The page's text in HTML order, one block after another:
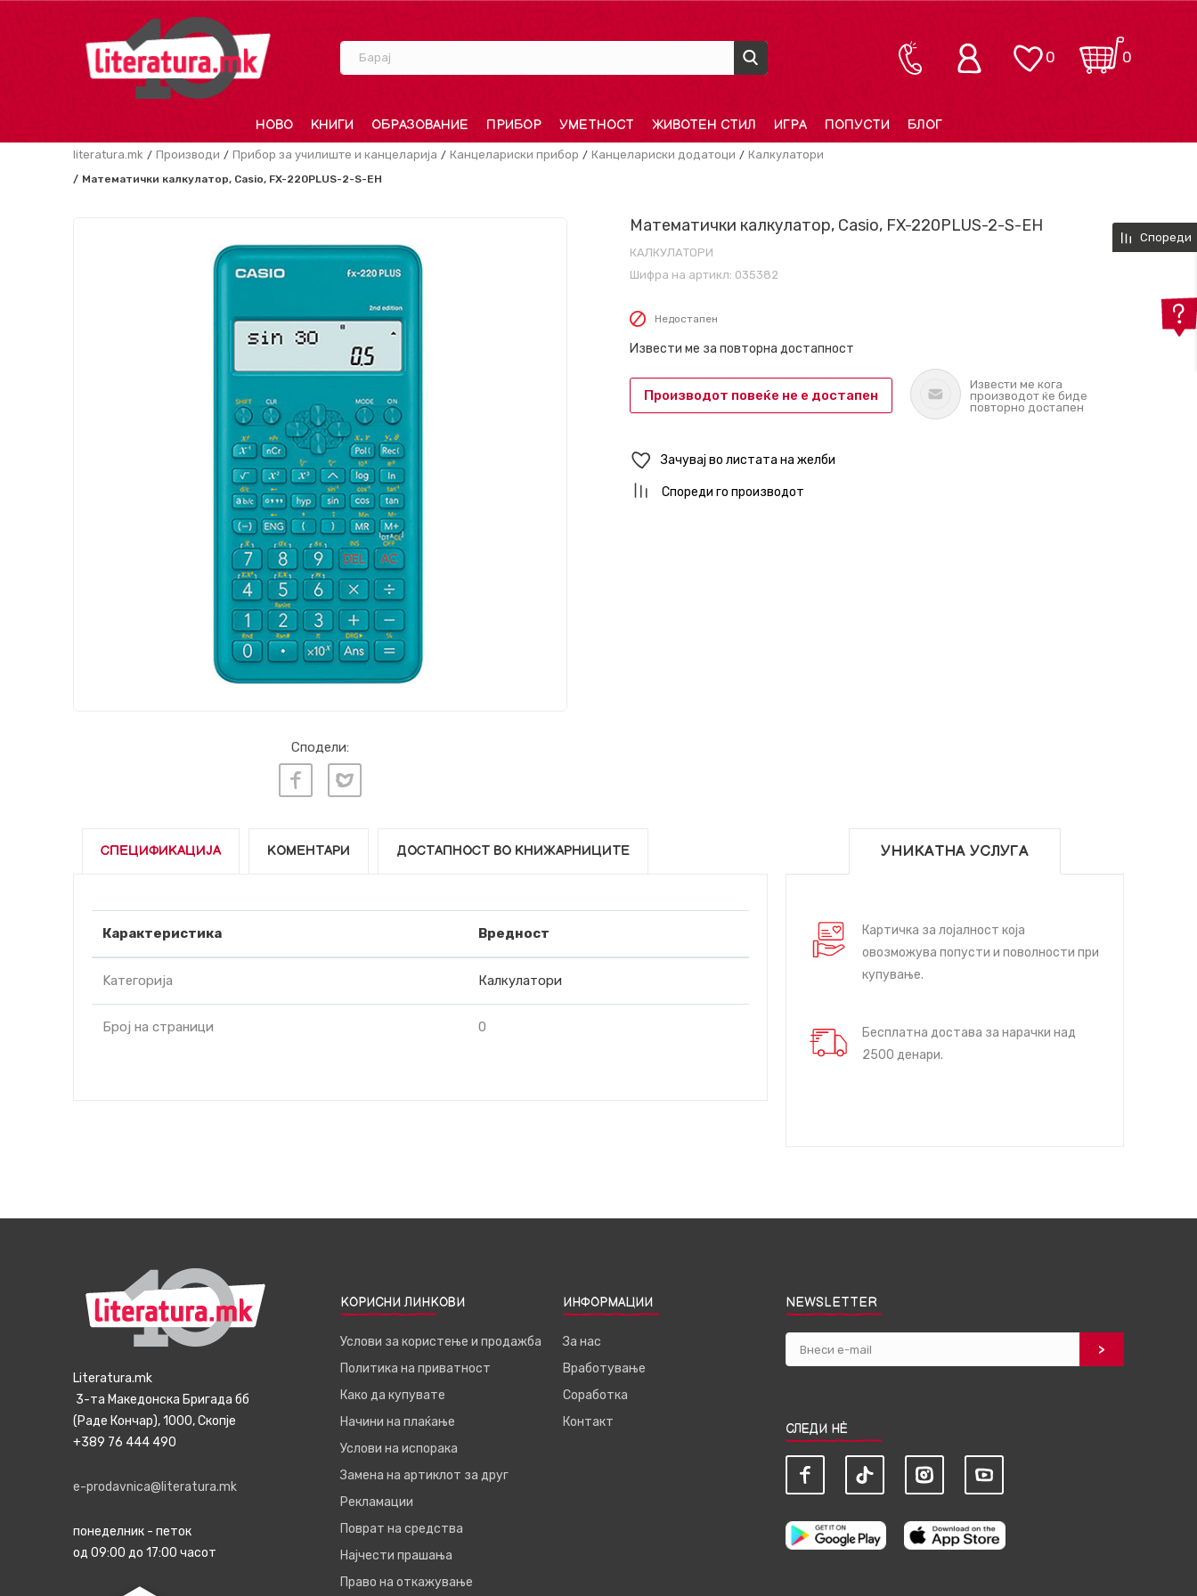
Барај 0
0
НОВО КНИГИ ОБРАЗОВАНИЕ ПРИБОР УМЕТНОСТ ЖИВОТЕН СТИЛ ИГРА ПОПУСТИ БЛОГ
literatura.mk Производи Прибор за училиште и канцеларија Канцелариски прибор Канцелариски додатоци Калкулатори
Математички калкулатор, Casio, FX-220PLUS-2-S-EH
Сподели:
Математички калкулатор, Casio, FX-220PLUS-2-S-EH
КАЛКУЛАТОРИ
Шифра на артикл: 035382
Недостапен
Извести ме за повторна достапност
Производот повеќе не е достапен
Извести ме кога
производот ќе биде
повторно достапен
Зачувај во листата на желби
Спореди го производот
СПЕЦИФИКАЦИЈА КОМЕНТАРИ ДОСТАПНОСТ ВО КНИЖАРНИЦИТЕ
Карактеристика Вредност
Kатегорија Калкулатори
Број на страници 0
УНИКАТНА УСЛУГА
Картичка за лојалност која
овозможува попусти и поволности при
купување.
Бесплатна достава за нарачки над
2500 денари.
Спореди
Literatura.mk
3-та Македонска Бригада бб
(Раде Кончар), 1000, Скопје
+389 76 444 490
e-prodavnica@literatura.mk
понеделник - петок
од 09:00 до 17:00 часот
КОРИСНИ ЛИНКОВИ
Услови за користење и продажба
Политика на приватност
Како да купувате
Начини на плаќање
Услови на испорака
Замена на артиклот за друг
Рекламации
Поврат на средства
Најчести прашања
Право на откажување
ИНФОРМАЦИИ
За нас
Вработување
Соработка
Контакт
NEWSLETTER
СЛЕДИ НЀ